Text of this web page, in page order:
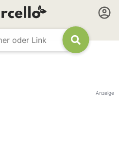
Anzeige